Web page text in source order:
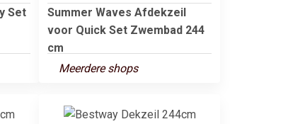
Set
Summer Waves Afdekzeil
voor Quick Set Zwembad 244
cm
Meerdere shops